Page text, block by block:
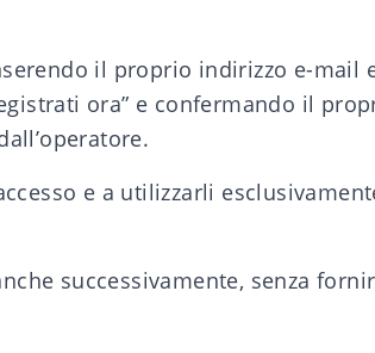
il proprio indirizzo e-mail
ora” e confermando il
e a utilizzarli
successivamente, senza